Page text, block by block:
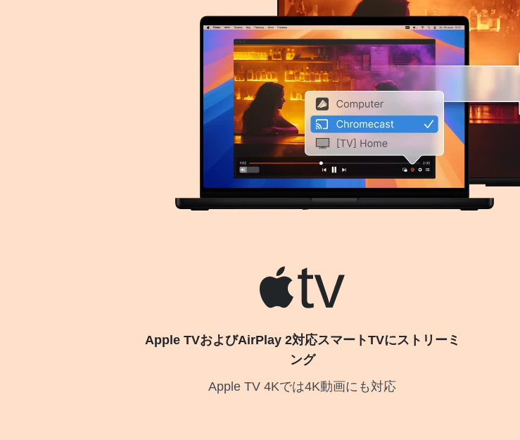
Apple TVおよびAirPlay 2対応スマートTVにストリーミ
ング
Apple TV 4Kでは4K動画にも対応